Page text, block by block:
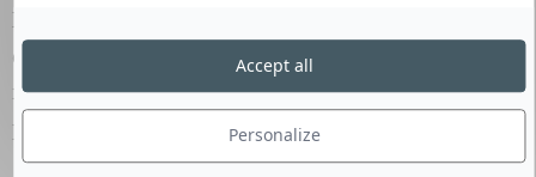
l’équipe existante. Puis nous travaillons sur le brief
du client afin de pouvoir ensuite sélectionner les
meilleurs candidats. Dans ce cas, les candidats
proposés sont tous « vérifiés ».
Personalize
Accept all